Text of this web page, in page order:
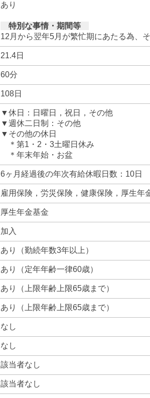
あり
特別な事情・期間等
12月から翌年5月が繁忙期にあたる為、
21.4日
60分
108日
▼休日：日曜日，祝日，その他
▼週休二日制：その他
▼その他の休日
＊第1・2・3土曜日休み
＊年末年始・お盆
6ヶ月経過後の年次有給休暇日数：10日
雇用保険，労災保険，健康保険，厚生年
厚生年金基金
加入
あり（勤続年数3年以上）
あり（定年年齢一律60歳）
あり（上限年齢上限65歳まで）
あり（上限年齢上限65歳まで）
なし
なし
該当者なし
該当者なし